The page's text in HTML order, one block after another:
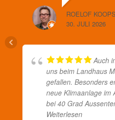
ROELOF KOOPS
30. JULI 2026
Auch
uns beim Landhaus
gefallen. Besonders
neue Klimaanlage im
bei 40 Grad
Weiterlesen